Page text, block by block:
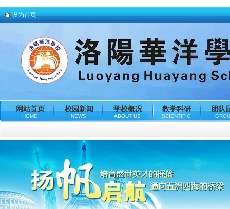
设为首页
网站首页
HOME
校园新闻
NEWS
学校概况
ABOUT US
教学科研
SCIENTIFIC
团队